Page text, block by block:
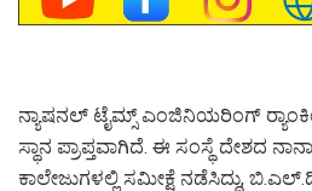
ನ್ಯಾಷನಲ್ ಟೈಮ್ಸ್ ಎಂಜಿನಿಯರಿಂಗ್
ಸ್ಥಾನ ಪ್ರಾಪ್ತವಾಗಿದೆ. ಈ ಸಂಸ್ಥೆ ದೇಶದ
ಕಾಲೇಜುಗಳಲ್ಲಿ ಸಮೀಕ್ಷೆ ನಡೆಸಿದ್ದು,